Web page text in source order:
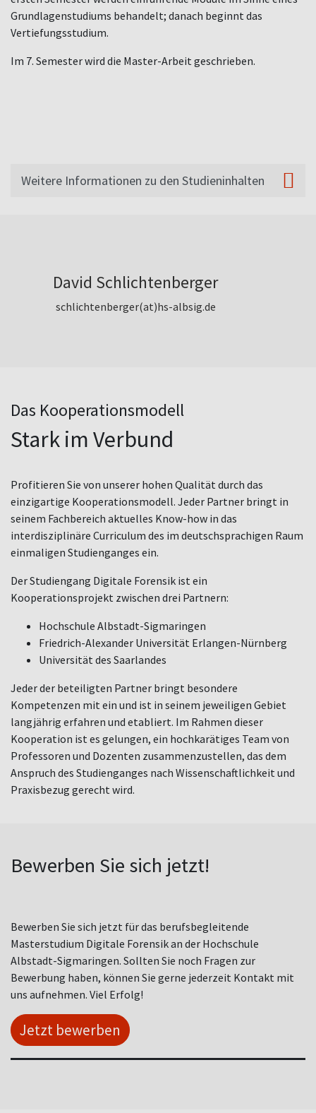
Grundlagenstudiums behandelt; danach beginnt das
Vertiefungsstudium.
Im 7. Semester wird die Master-Arbeit geschrieben.
Weitere Informationen zu den Studieninhalten
David Schlichtenberger
schlichtenberger(at)hs-albsig.de
Das Kooperationsmodell
Stark im Verbund
Profitieren Sie von unserer hohen Qualität durch das
einzigartige Kooperationsmodell. Jeder Partner bringt in
seinem Fachbereich aktuelles Know-how in das
interdisziplinäre Curriculum des im deutschsprachigen Raum
einmaligen Studienganges ein.
Der Studiengang Digitale Forensik ist ein
Kooperationsprojekt zwischen drei Partnern:
Hochschule Albstadt-Sigmaringen
Friedrich-Alexander Universität Erlangen-Nürnberg
Universität des Saarlandes
Jeder der beteiligten Partner bringt besondere
Kompetenzen mit ein und ist in seinem jeweiligen Gebiet
langjährig erfahren und etabliert. Im Rahmen dieser
Kooperation ist es gelungen, ein hochkarätiges Team von
Professoren und Dozenten zusammenzustellen, das dem
Anspruch des Studienganges nach Wissenschaftlichkeit und
Praxisbezug gerecht wird.
Bewerben Sie sich jetzt!
Bewerben Sie sich jetzt für das berufsbegleitende
Masterstudium Digitale Forensik an der Hochschule
Albstadt-Sigmaringen. Sollten Sie noch Fragen zur
Bewerbung haben, können Sie gerne jederzeit Kontakt mit
uns aufnehmen. Viel Erfolg!
Jetzt bewerben